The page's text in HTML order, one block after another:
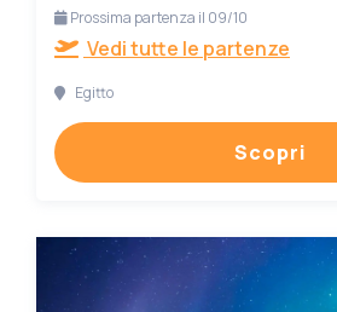
Prossima partenza il 09/10
Vedi tutte le partenze
Egitto
Scopri